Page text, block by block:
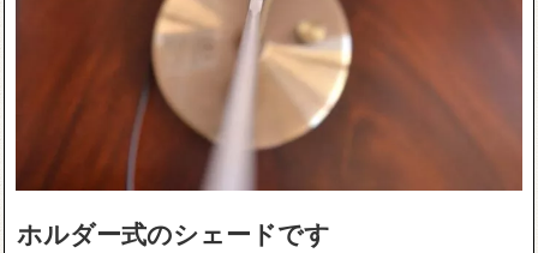
ホルダー式のシェードです